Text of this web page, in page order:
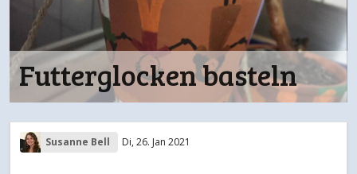
Futterglocken basteln
Susanne Bell Di, 26. Jan 2021